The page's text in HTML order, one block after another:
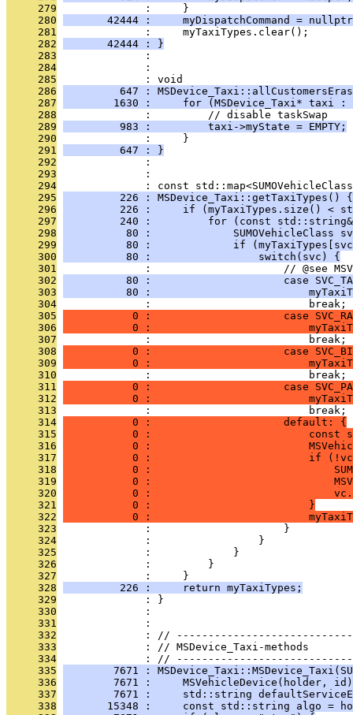
     279
              :     }
     280
42444 :     myDispatchCommand =
     281
              :     myTaxiTypes.clear();
     282
       42444 : }
     283
              :
     284
              :
     285
              : void
     286
647 :
     287
1630 :     for (MSDevice_Taxi* taxi :
     288
              :         // disable taskSwap
     289
         983 :         taxi->myState = EMPTY;
     290
              :     }
     291
         647 : }
     292
              :
     293
              :
     294
: const
     295
         226 : MSDevice_Taxi::getTaxiTypes() {
     296
226 :     if (myTaxiTypes.size() <
     297
240 :         for (const
     298
80 :             SUMOVehicleClass
     299
80 :             if
     300
          80 :                 switch(svc) {
     301
:                     // @see
     302
80 :                     case
     303
80 :
     304
              :                         break;
     305
0 :                     case
     306
0 :
     307
              :                         break;
     308
0 :                     case
     309
0 :
     310
              :                         break;
     311
0 :                     case
     312
0 :
     313
              :                         break;
     314
           0 :                     default: {
     315
0 :                         const
     316
0 :
     317
0 :                         if
     318
0 :
     319
0 :
     320
0 :
     321
           0 :                         }
     322
0 :
     323
              :                     }
     324
              :                 }
     325
              :             }
     326
              :         }
     327
              :     }
     328
         226 :     return myTaxiTypes;
     329
              : }
     330
              :
     331
              :
     332
: //
     333
              : // MSDevice_Taxi-methods
     334
: //
     335
7671 :
     336
7671 :     MSVehicleDevice(holder,
     337
7671 :     std::string
     338
15348 :     const std::string algo =